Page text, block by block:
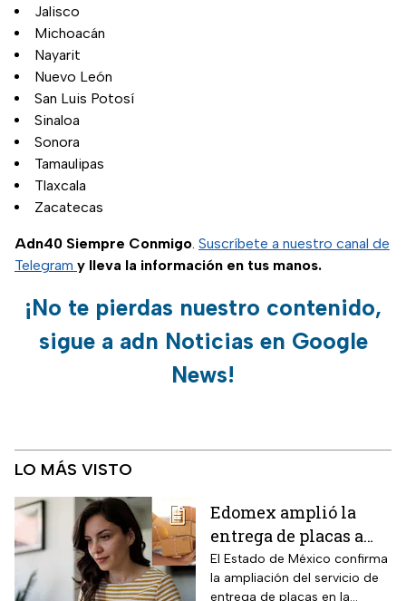
Jalisco
Michoacán
Nayarit
Nuevo León
San Luis Potosí
Sinaloa
Sonora
Tamaulipas
Tlaxcala
Zacatecas
Adn40 Siempre Conmigo. Suscríbete a nuestro canal de
Telegram y lleva la información en tus manos.
¡No te pierdas nuestro contenido,
sigue a adn Noticias en Google
News!
LO MÁS VISTO
Edomex amplió la
entrega de placas a
domicilio a todo el
estado: los tres pasos
El Estado de México confirma
la ampliación del servicio de
entrega de placas en la